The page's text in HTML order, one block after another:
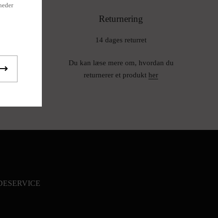
Returnering
14 dages returret
Du kan læse mere om, hvordan du
returnerer et produkt her